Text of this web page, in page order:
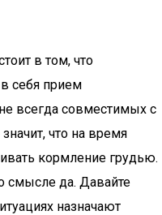
в том, что
себя прием
всегда совместимых с
что на время
кормление грудью.
смысле да. Давайте
назначают